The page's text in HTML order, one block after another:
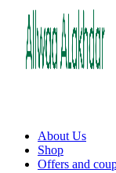
About Us
Shop
Offers and